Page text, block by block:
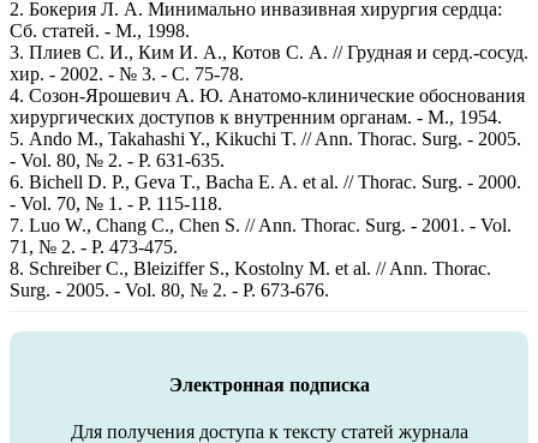
2. Бокерия Л. А. Минимально инвазивная хирургия сердца:
Сб. статей. - М., 1998.
3. Плиев С. И., Ким И. А., Котов С. А. // Грудная и серд.-сосуд.
хир. - 2002. - № 3. - С. 75-78.
4. Созон-Ярошевич А. Ю. Анатомо-клинические обоснования
хирургических доступов к внутренним органам. - М., 1954.
5. Ando M., Takahashi Y., Kikuchi T. // Ann. Thorac. Surg. - 2005.
- Vol. 80, № 2. - P. 631-635.
6. Bichell D. P., Geva T., Bacha E. A. et al. // Thorac. Surg. - 2000.
- Vol. 70, № 1. - P. 115-118.
7. Luo W., Chang C., Chen S. // Ann. Thorac. Surg. - 2001. - Vol.
71, № 2. - P. 473-475.
8. Schreiber C., Bleiziffer S., Kostolny M. et al. // Ann. Thorac.
Surg. - 2005. - Vol. 80, № 2. - P. 673-676.
Электронная подписка
Для получения доступа к тексту статей журнала